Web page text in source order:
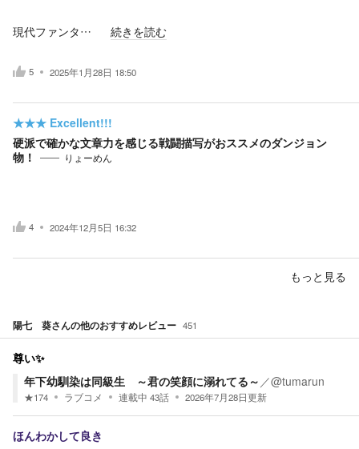
現代ファンタ… 続きを読む
5 2025年1月28日 18:50
★★★ Excellent!!!
硬派で確かな文章力を感じる戦闘描写がおススメのダンジョン
物！
りょーめん
4 2024年12月5日 16:32
もっと見る
陽七 葵さんの他のおすすめレビュー 451
尊い✨
年下幼馴染は同級生 ～君の笑顔に溺れてる～ ／@tumarun
★174 ラブコメ 連載中 43話 2026年7月28日更新
ほんわかして良き